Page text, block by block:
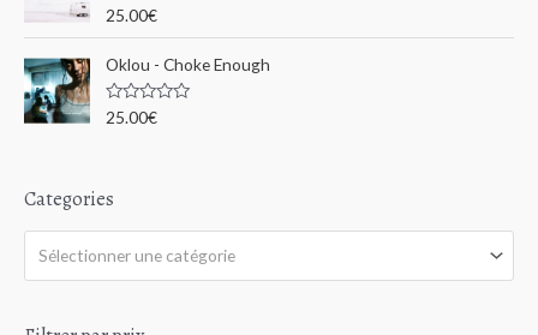
r
5
N
t
e
0
s
r
25.00€
Oklou - Choke Enough
N
s
u
25.00€
Categories
Sélectionner une catégorie